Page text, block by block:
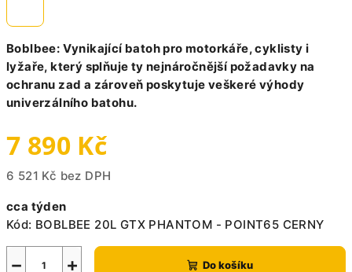
Boblbee: Vynikající batoh pro motorkáře, cyklisty i
lyžaře, který splňuje ty nejnáročnější požadavky na
ochranu zad a zároveň poskytuje veškeré výhody
univerzálního batohu.
7 890 Kč
6 521 Kč bez DPH
cena:
cca týden
Kód: BOBLBEE 20L GTX PHANTOM - POINT65 CERNY
+
− Do košíku